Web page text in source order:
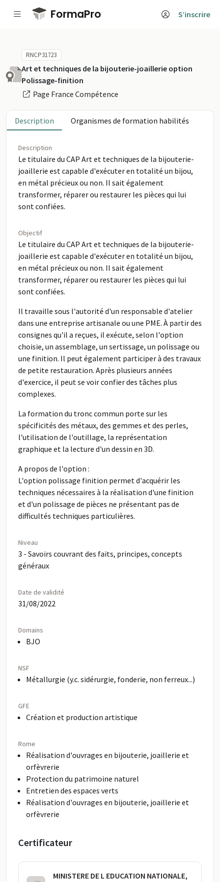
Passer au contenu principal
FormaPro S’inscrire
RNCP31723
Art et techniques de la bijouterie-joaillerie option
Polissage-finition
Page France Compétence
Description Organismes de formation habilités
Description
Le titulaire du CAP Art et techniques de la bijouterie-
joaillerie est capable d'exécuter en totalité un bijou,
en métal précieux ou non. Il sait également
transformer, réparer ou restaurer les pièces qui lui
sont confiées.
Objectif
Le titulaire du CAP Art et techniques de la bijouterie-
joaillerie est capable d'exécuter en totalité un bijou,
en métal précieux ou non. Il sait également
transformer, réparer ou restaurer les pièces qui lui
sont confiées.
Il travaille sous l'autorité d'un responsable d'atelier
dans une entreprise artisanale ou une PME. À partir des
consignes qu'il a reçues, il exécute, selon l'option
choisie, un assemblage, un sertissage, un polissage ou
une finition. Il peut également participer à des travaux
de petite restauration. Après plusieurs années
d'exercice, il peut se voir confier des tâches plus
complexes.
La formation du tronc commun porte sur les
spécificités des métaux, des gemmes et des perles,
l'utilisation de l'outillage, la représentation
graphique et la lecture d'un dessin en 3D.
A propos de l'option :
L'option polissage finition permet d'acquérir les
techniques nécessaires à la réalisation d'une finition
et d'un polissage de pièces ne présentant pas de
difficultés techniques particulières.
Niveau
3 - Savoirs couvrant des faits, principes, concepts
généraux
Date de validité
31/08/2022
Domains
BJO
NSF
Métallurgie (y.c. sidérurgie, fonderie, non ferreux...)
GFE
Création et production artistique
Rome
Réalisation d'ouvrages en bijouterie, joaillerie et
orfèvrerie
Protection du patrimoine naturel
Entretien des espaces verts
Réalisation d'ouvrages en bijouterie, joaillerie et
orfèvrerie
Certificateur
MINISTERE DE L EDUCATION NATIONALE,